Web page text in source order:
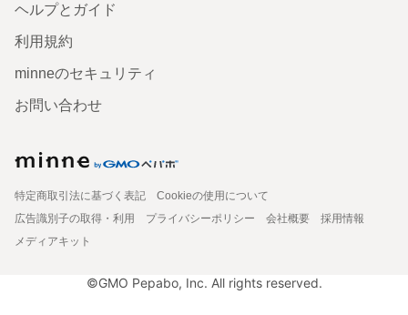
ヘルプとガイド
利用規約
minneのセキュリティ
お問い合わせ
特定商取引法に基づく表記
Cookieの使用について
広告識別子の取得・利用
プライバシーポリシー 会社概要
採用情報
メディアキット
©GMO Pepabo, Inc. All rights reserved.